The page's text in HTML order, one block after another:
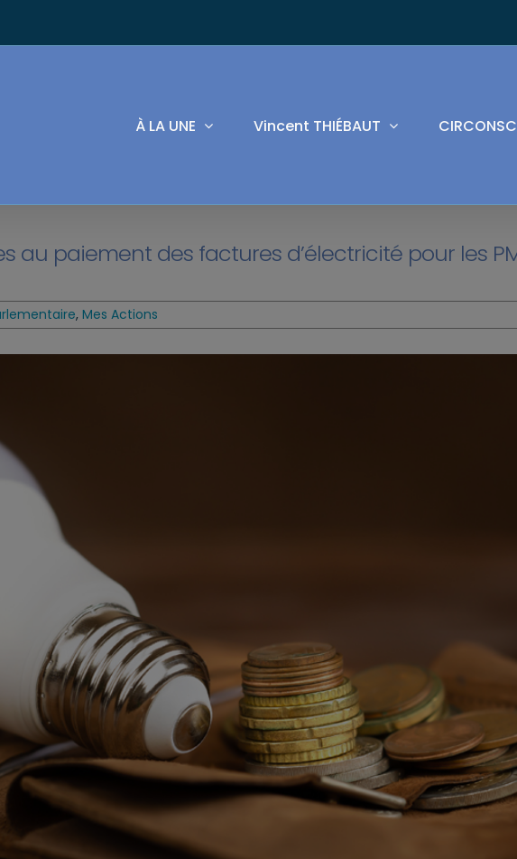
À LA UNE Vincent THIÉBAUT
au paiement des factures d’électricité pour les
, Mes Actions